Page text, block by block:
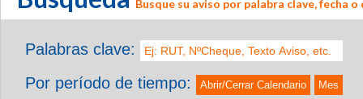
Busque su aviso por palabra clave, fecha
Palabras clave:
Por período de tiempo:
Abrir/Cerrar Calendario Mes